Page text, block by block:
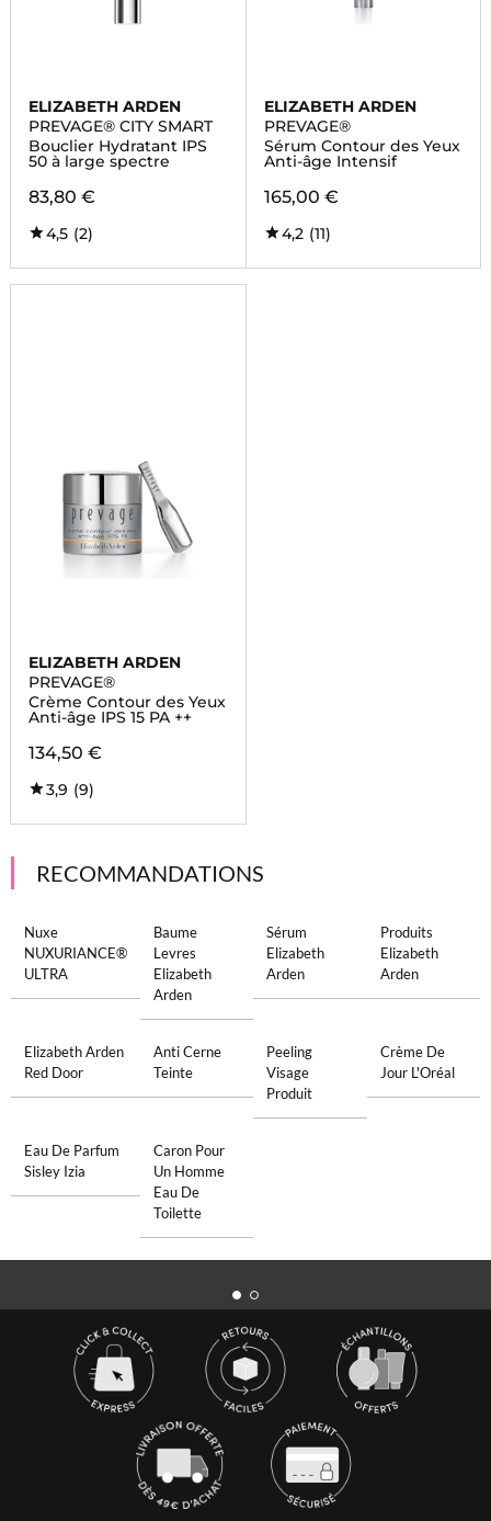
ELIZABETH ARDEN
PREVAGE® CITY SMART
Bouclier Hydratant IPS
50 à large spectre
83,80 €
4,5 (2)
ELIZABETH ARDEN
PREVAGE®
Sérum Contour des Yeux
Anti-âge Intensif
165,00 €
4,2 (11)
ELIZABETH ARDEN
PREVAGE®
Crème Contour des Yeux
Anti-âge IPS 15 PA ++
134,50 €
3,9 (9)
RECOMMANDATIONS
Nuxe
NUXURIANCE®
ULTRA
Baume
Levres
Elizabeth
Arden
Sérum
Elizabeth
Arden
Produits
Elizabeth
Arden
Elizabeth Arden
Red Door
Anti Cerne
Teinte
Peeling
Visage
Produit
Crème De
Jour L'Oréal
Eau De Parfum
Sisley Izia
Caron Pour
Un Homme
Eau De
Toilette